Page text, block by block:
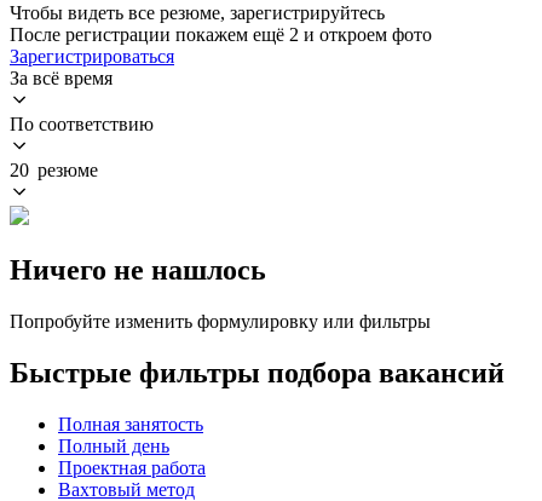
Чтобы видеть все резюме, зарегистрируйтесь
После регистрации покажем ещё 2 и откроем фото
Зарегистрироваться
За всё время
По соответствию
20 резюме
Ничего не нашлось
Попробуйте изменить формулировку или фильтры
Быстрые фильтры подбора вакансий
Полная занятость
Полный день
Проектная работа
Вахтовый метод